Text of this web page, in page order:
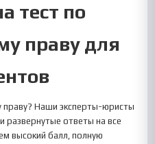
тест по
праву для
Наши эксперты-юристы
развернутые ответы на все
высокий балл, полную